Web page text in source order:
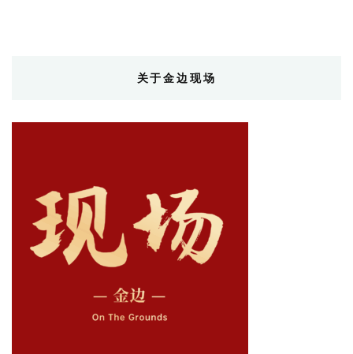
关于金边现场